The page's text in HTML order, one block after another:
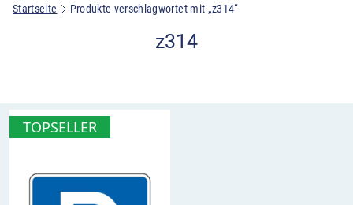
Startseite Produkte verschlagwortet mit „z314“
z314
TOPSELLER